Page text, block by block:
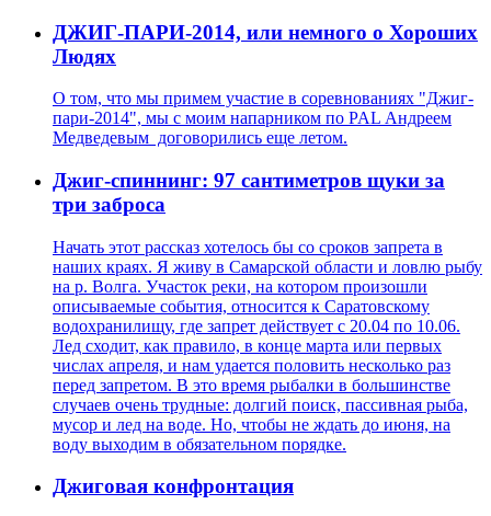
ДЖИГ-ПАРИ-2014, или немного о Хороших
Людях
О том, что мы примем участие в соревнованиях "Джиг-
пари-2014", мы с моим напарником по PAL Андреем
Медведевым договорились еще летом.
Джиг-спиннинг: 97 сантиметров щуки за
три заброса
Начать этот рассказ хотелось бы со сроков запрета в
наших краях. Я живу в Самарской области и ловлю рыбу
на р. Волга. Участок реки, на котором произошли
описываемые события, относится к Саратовскому
водохранилищу, где запрет действует с 20.04 по 10.06.
Лед сходит, как правило, в конце марта или первых
числах апреля, и нам удается половить несколько раз
перед запретом. В это время рыбалки в большинстве
случаев очень трудные: долгий поиск, пассивная рыба,
мусор и лед на воде. Но, чтобы не ждать до июня, на
воду выходим в обязательном порядке.
Джиговая конфронтация